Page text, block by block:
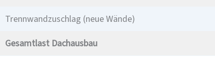
Trennwandzuschlag (neue Wände)
Gesamtlast Dachausbau